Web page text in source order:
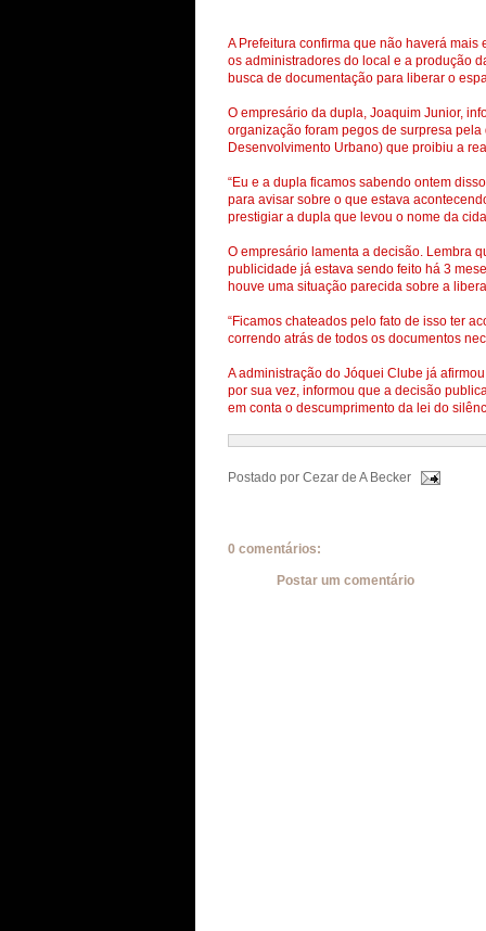
A Prefeitura confirma que não haverá
os administradores do local e a produção
busca de documentação para liberar o
O empresário da dupla, Joaquim Junior,
organização foram pegos de surpresa
Desenvolvimento Urbano) que proibiu a
“Eu e a dupla ficamos sabendo ontem
para avisar sobre o que estava
prestigiar a dupla que levou o nome da
O empresário lamenta a decisão. Lembra
publicidade já estava sendo feito há 3
houve uma situação parecida sobre a
“Ficamos chateados pelo fato de isso ter
correndo atrás de todos os documentos
A administração do Jóquei Clube já
por sua vez, informou que a decisão
em conta o descumprimento da lei do
Postado por Cezar de A Becker
0 comentários:
Postar um comentário